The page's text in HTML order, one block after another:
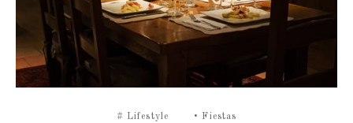
# Lifestyle • Fiestas